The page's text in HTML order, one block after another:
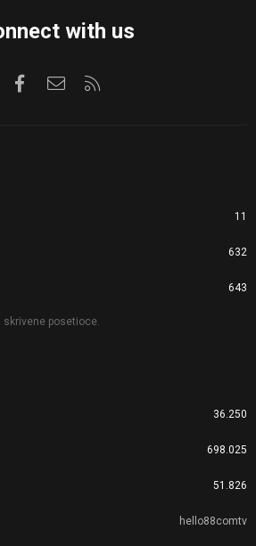
with us
FacebookKontaktirajte nas
11
632
643
skrivene posetioce.
36.250
698.025
51.826
hello88comtv